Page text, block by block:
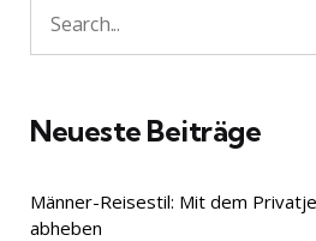
Search
for:
Neueste Beiträge
Männer-Reisestil: Mit dem
abheben